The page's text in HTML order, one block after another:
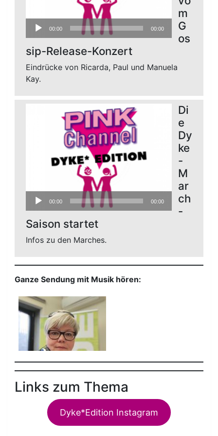
Audio-
00:00 00:00
m
G
os
sip-Release-Konzert
Eindrücke von Ricarda, Paul und Manuela
Kay.
Audio-
00:00 00:00
Di
e
Dy
ke
-
M
ar
ch
-
Saison startet
Infos zu den Marches.
Ganze Sendung mit Musik hören:
Links zum Thema
Dyke*Edition Instagram